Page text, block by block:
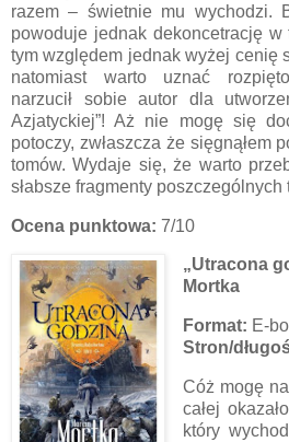
razem – świetnie mu wychodzi.
powoduje jednak dekoncetrację w
tym względem jednak wyżej cenię
natomiast warto uznać
narzucił sobie autor dla
Azjatyckiej”! Aż nie mogę się
potoczy, zwłaszcza że sięgnąłem
tomów. Wydaje się, że warto
słabsze fragmenty poszczególnych
Ocena punktowa: 7/10
„Utracona
Mortka
Format: E-
Stron/
Cóż mogę
całej
który